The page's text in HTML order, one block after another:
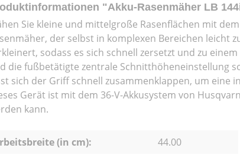
"Akku-Rasenmäher LB
Sie kleine und mittelgroße Rasenflächen mit
der selbst in komplexen Bereichen leicht
sodass es sich schnell zersetzt und zu
die fußbetätigte zentrale Schnitthöheneinstellung
sich der Griff schnell zusammenklappen, um eine
Gerät ist mit dem 36-V-Akkusystem von
kann.
(in cm):
44.00